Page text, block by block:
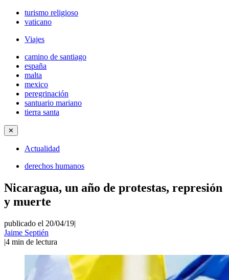
turismo religioso
vaticano
Viajes
camino de santiago
españa
malta
mexico
peregrinación
santuario mariano
tierra santa
✕
Actualidad
derechos humanos
Nicaragua, un año de protestas, represión
y muerte
publicado el 20/04/19|
Jaime Septién
|4 min de lectura